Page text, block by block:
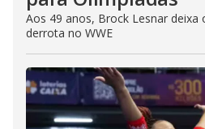
Aos 49 anos, Brock Lesnar deixa
derrota no WWE